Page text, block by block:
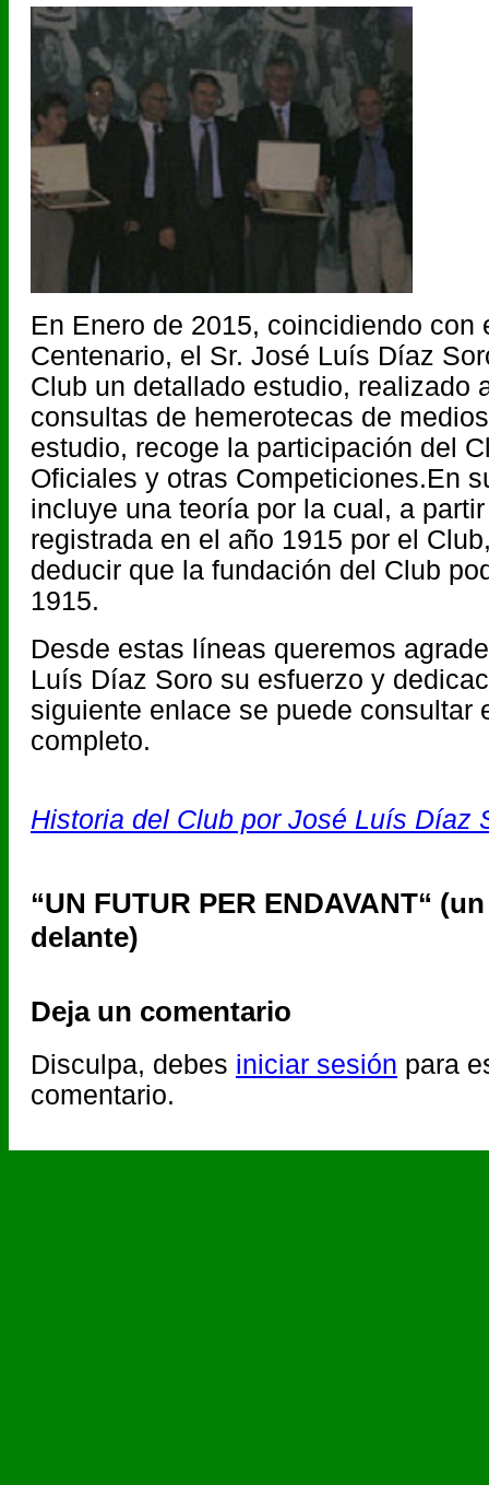
En Enero de 2015, coincidiendo con
Centenario, el Sr. José Luís Díaz
Club un detallado estudio, realizado
consultas de hemerotecas de
estudio, recoge la participación del
Oficiales y otras Competiciones.En
incluye una teoría por la cual, a
registrada en el año 1915 por el
deducir que la fundación del Club
1915.
Desde estas líneas queremos
Luís Díaz Soro su esfuerzo y
siguiente enlace se puede consultar
completo.
Historia del Club por José Luís Díaz
“UN FUTUR PER ENDAVANT“
delante)
Deja un comentario
Disculpa, debes iniciar sesión para
comentario.